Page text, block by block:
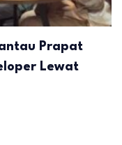
Prapat
Lewat